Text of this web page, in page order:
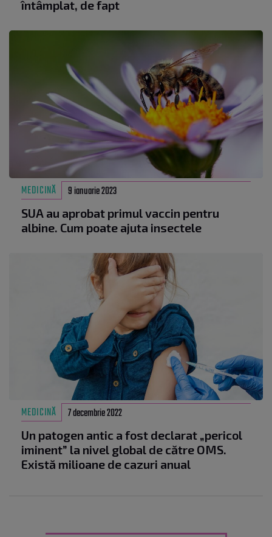
întâmplat, de fapt
MEDICINĂ 9 ianuarie 2023
SUA au aprobat primul vaccin pentru
albine. Cum poate ajuta insectele
MEDICINĂ 7 decembrie 2022
Un patogen antic a fost declarat „pericol
iminent” la nivel global de către OMS.
Există milioane de cazuri anual